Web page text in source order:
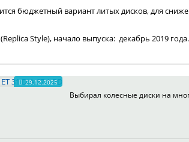
бюджетный вариант литых дисков, для
Style), начало выпуска: декабрь 2019
29.12.2025
Выбирал колесные диски на